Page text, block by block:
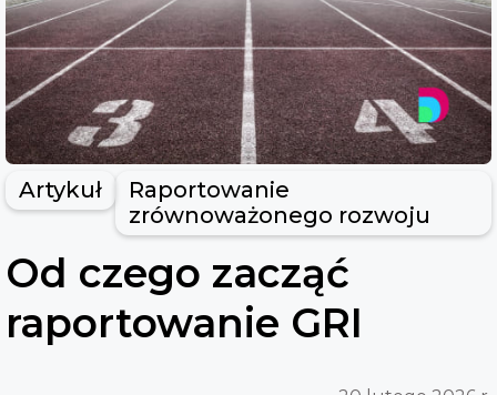
Artykuł
Raportowanie
zrównoważonego rozwoju
Od czego zacząć
raportowanie GRI